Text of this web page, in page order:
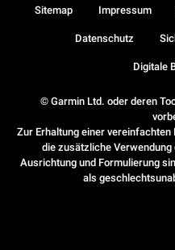
© Garmin Ltd. oder deren
Zur Erhaltung einer
die zusätzliche
Ausrichtung und Formulierung
als
Sitemap Impressum
Datenschutz
Digitale